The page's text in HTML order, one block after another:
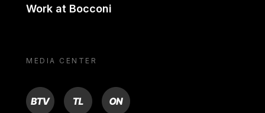
Work at Bocconi
MEDIA CENTER
BTV TL ON